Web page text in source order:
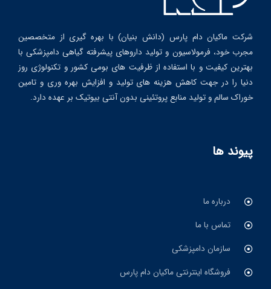
شرکت ماکیان دام پارس (دانش بنیان) با بهره گیری از متخصصین
مجرب خود، فرمولاسیون و تولید داروهای پیشرفته گیاهی دامپزشکی با
بهترین کیفیت و با استفاده از ظرفیت های بومی کشور و تکنولوژی روز
دنیا را در جهت کاهش هزینه های تولید و افزایش بهره وری و تامین
خوراک سالم و تولید منابع پروتئینی بدون آنتی بیوتیک بر عهده دارد.
پیوند ها
درباره ما
تماس با ما
سازمان دامپزشکی
فروشگاه اینترنتی ماکیان دام پارس